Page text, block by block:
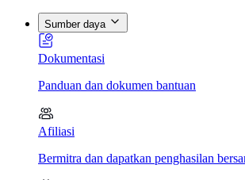
Sumber daya
Dokumentasi
Panduan dan dokumen bantuan
Afiliasi
Bermitra dan dapatkan penghasilan